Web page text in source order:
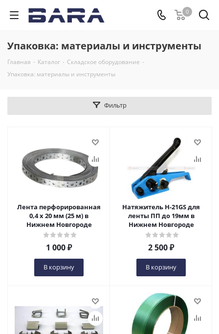
0
Упаковка: материалы и инструменты
Главная - Каталог - Складское оборудование -
Упаковка: материалы и инструменты
Фильтр
Лента перфорированная
0,4 х 20 мм (25 м) в
Нижнем Новгороде
1 000₽
В корзину
Натяжитель Н-21GS для
ленты ПП до 19мм в
Нижнем Новгороде
2 500₽
В корзину